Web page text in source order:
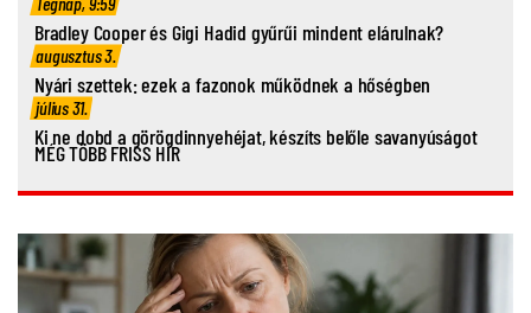
Bradley Cooper és Gigi Hadid gyűrűi mindent elárulnak?
augusztus 3.
Nyári szettek: ezek a fazonok működnek a hőségben
július 31.
Ki ne dobd a görögdinnyehéjat, készíts belőle savanyúságot
MÉG TÖBB FRISS HÍR